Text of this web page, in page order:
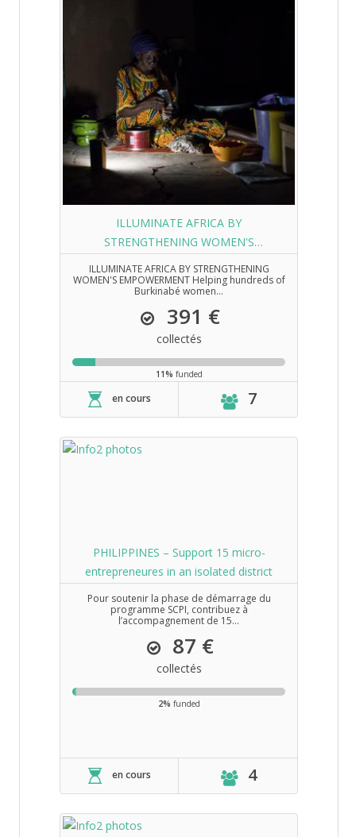
ILLUMINATE AFRICA BY
STRENGTHENING WOMEN'S
ILLUMINATE AFRICA BY STRENGTHENING
WOMEN'S EMPOWERMENT Helping hundreds of
Burkinabé women...
391 €
collectés
11% funded
en cours 7
PHILIPPINES – Support 15 micro-
entrepreneures in an isolated district
Pour soutenir la phase de démarrage du
programme SCPI, contribuez à
l’accompagnement de 15...
87 €
collectés
2% funded
en cours 4